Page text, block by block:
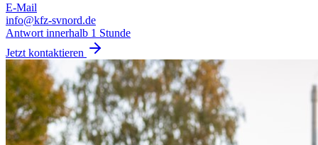
E-Mail
info@kfz-svnord.de
Antwort innerhalb 1 Stunde
Jetzt kontaktieren